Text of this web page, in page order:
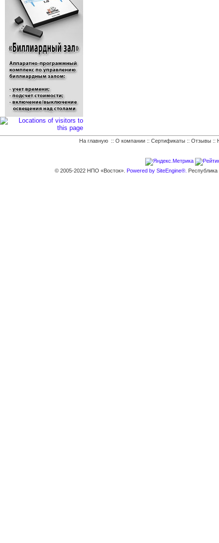
На главную :: О компании :: Сертификаты :: Отзывы ::
© 2005-2022 НПО «Восток». Powered by SiteEngine®.